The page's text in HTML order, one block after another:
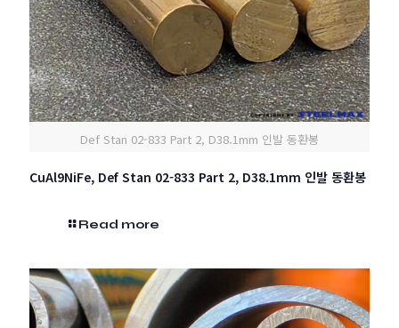
Def Stan 02-833 Part 2, D38.1mm 인발 동환봉
CuAl9NiFe, Def Stan 02-833 Part 2, D38.1mm 인발 동환봉
Read more